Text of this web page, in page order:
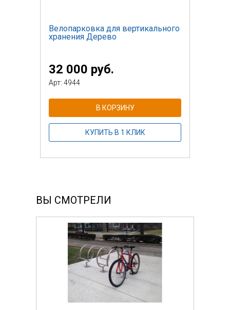
Велопарковка для вертикального
хранения Дерево
32 000 руб.
Арт: 4944
В КОРЗИНУ
КУПИТЬ В 1 КЛИК
ВЫ СМОТРЕЛИ